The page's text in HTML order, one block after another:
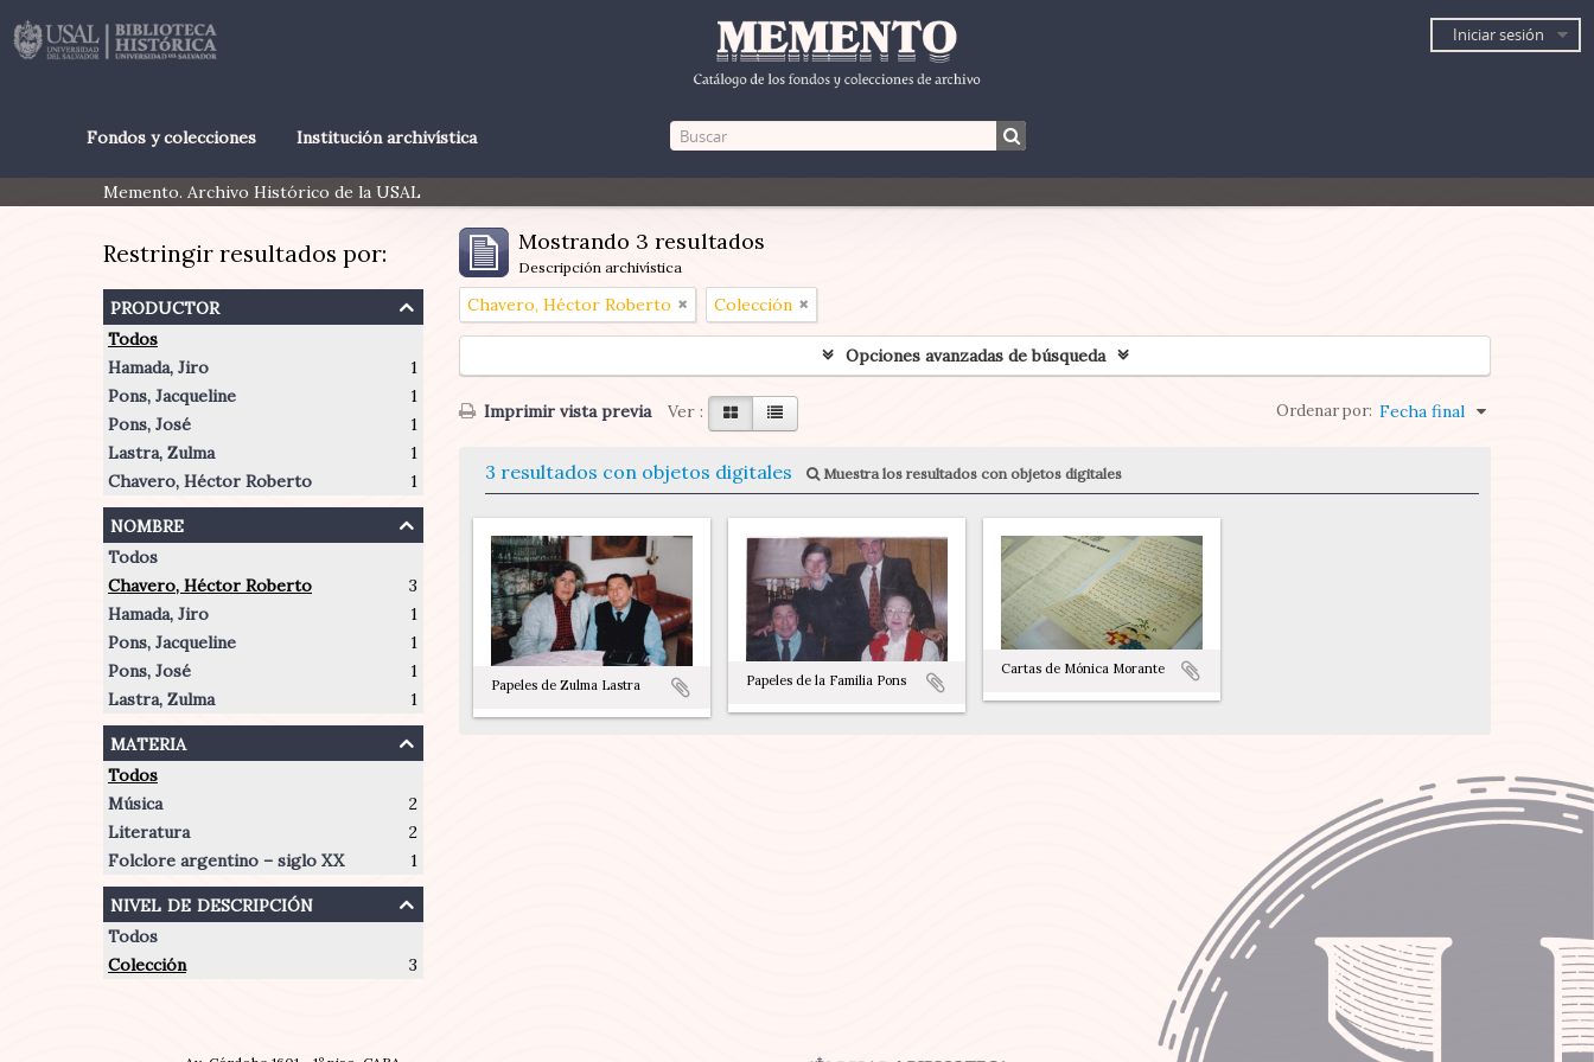
Iniciar sesión
Fondos y colecciones Institución archivística
Memento. Archivo Histórico de la USAL
Restringir resultados por:
productor
Todos
Hamada, Jiro
1
Pons, Jacqueline
1
Pons, José
1
Lastra, Zulma
1
Chavero, Héctor Roberto
1
nombre
Todos
Chavero, Héctor Roberto
3
Hamada, Jiro
1
Pons, Jacqueline
1
Pons, José
1
Lastra, Zulma
1
materia
Todos
Música
2
Literatura
2
Folclore argentino – siglo XX
1
nivel de descripción
Todos
Colección
3
Mostrando 3 resultados
Descripción archivística
Chavero, Héctor Roberto Colección
Opciones avanzadas de búsqueda
Imprimir vista previa Ver : Ordenar por: Fecha final
3 resultados con objetos digitales Muestra los resultados con objetos digitales
Papeles de Zulma Lastra Papeles de la Familia Pons
Cartas de Mónica Morante